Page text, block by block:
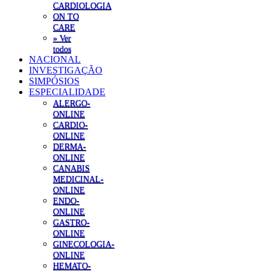
CARDIOLOGIA
ON TO
CARE
» Ver
todos
NACIONAL
INVESTIGAÇÃO
SIMPÓSIOS
ESPECIALIDADE
ALERGO-
ONLINE
CARDIO-
ONLINE
DERMA-
ONLINE
CANABIS
MEDICINAL-
ONLINE
ENDO-
ONLINE
GASTRO-
ONLINE
GINECOLOGIA-
ONLINE
HEMATO-